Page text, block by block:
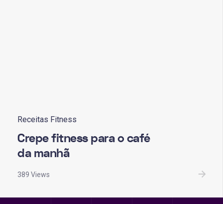
Receitas Fitness
Crepe fitness para o café
da manhã
389 Views